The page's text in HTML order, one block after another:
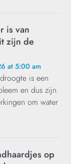
is van
zijn de
at 5:00 am
is een
en dus zijn
om water
op